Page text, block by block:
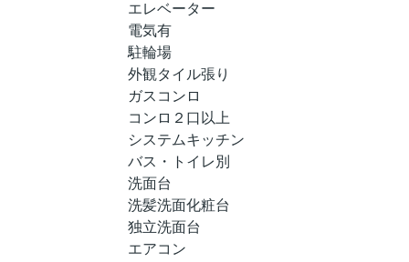
エレベーター
電気有
駐輪場
外観タイル張り
ガスコンロ
コンロ２口以上
システムキッチン
バス・トイレ別
洗面台
洗髪洗面化粧台
独立洗面台
エアコン